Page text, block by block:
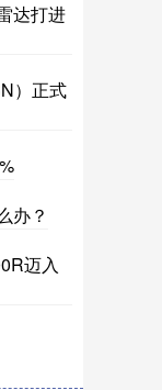
达打进
）正式
办？
迈入